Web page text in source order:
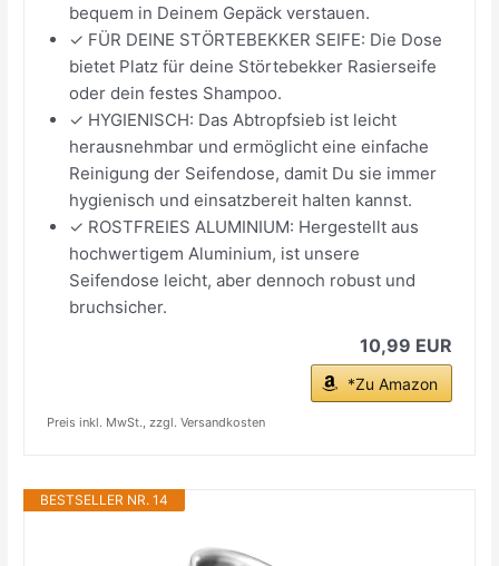
bequem in Deinem Gepäck verstauen.
✓ FÜR DEINE STÖRTEBEKKER SEIFE: Die Dose
bietet Platz für deine Störtebekker Rasierseife
oder dein festes Shampoo.
✓ HYGIENISCH: Das Abtropfsieb ist leicht
herausnehmbar und ermöglicht eine einfache
Reinigung der Seifendose, damit Du sie immer
hygienisch und einsatzbereit halten kannst.
✓ ROSTFREIES ALUMINIUM: Hergestellt aus
hochwertigem Aluminium, ist unsere
Seifendose leicht, aber dennoch robust und
bruchsicher.
10,99 EUR
*Zu Amazon
Preis inkl. MwSt., zzgl. Versandkosten
BESTSELLER NR. 14